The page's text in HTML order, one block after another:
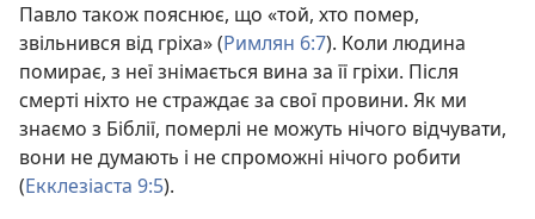
Павло також пояснює, що «той, хто помер,
звільнився від гріха» (Римлян 6:7). Коли людина
помирає, з неї знімається вина за її гріхи. Після
смерті ніхто не страждає за свої провини. Як ми
знаємо з Біблії, померлі не можуть нічого відчувати,
вони не думають і не спроможні нічого робити
(Екклезіаста 9:5).